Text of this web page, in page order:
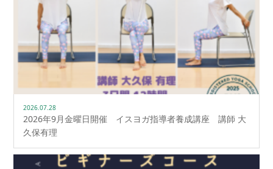
2026.07.28
2026年9月金曜日開催 イスヨガ指導者養成講座 講師 大
久保有理